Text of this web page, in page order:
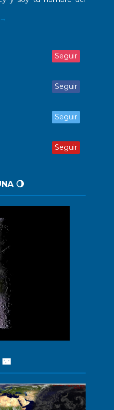
Seguir
Seguir
Seguir
Seguir
🌖
🌃